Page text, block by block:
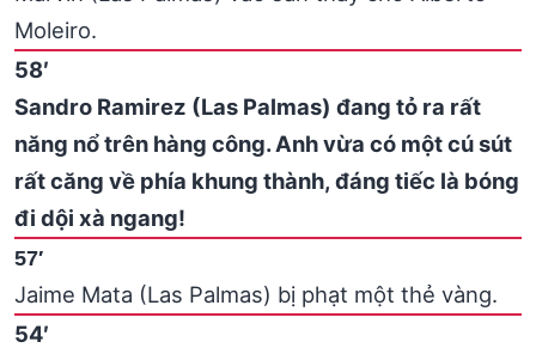
Moleiro.
58′
Sandro Ramirez (Las Palmas) đang tỏ ra rất
năng nổ trên hàng công. Anh vừa có một cú sút
rất căng về phía khung thành, đáng tiếc là bóng
đi dội xà ngang!
57′
Jaime Mata (Las Palmas) bị phạt một thẻ vàng.
54′